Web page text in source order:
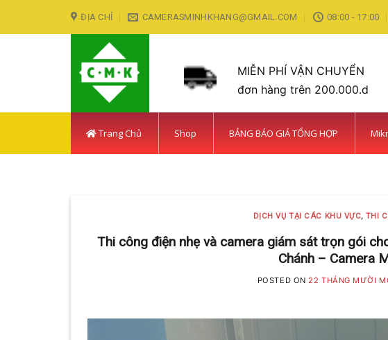
ĐỊA CHỈ CAMERASMINHKHANG@GMAIL.COM 08:00 - 17:00
MIỄN PHÍ VẬN CHUYỂN
đơn hàng trên 200.000.d
Trang Chủ Shop BẢNG BÁO GIÁ TỔNG HỢP
DỊCH VỤ TẠI CÁC KHU VỰC TIN TỨC
LẮP ĐẶT CAMERA HUYỆN
DỊCH VỤ TẠI CÁC KHU VỰC, THI
Thi công điện nhẹ và camera giám sát trọn gói
Chánh – Camera
POSTED ON22 THÁNG MƯỜI